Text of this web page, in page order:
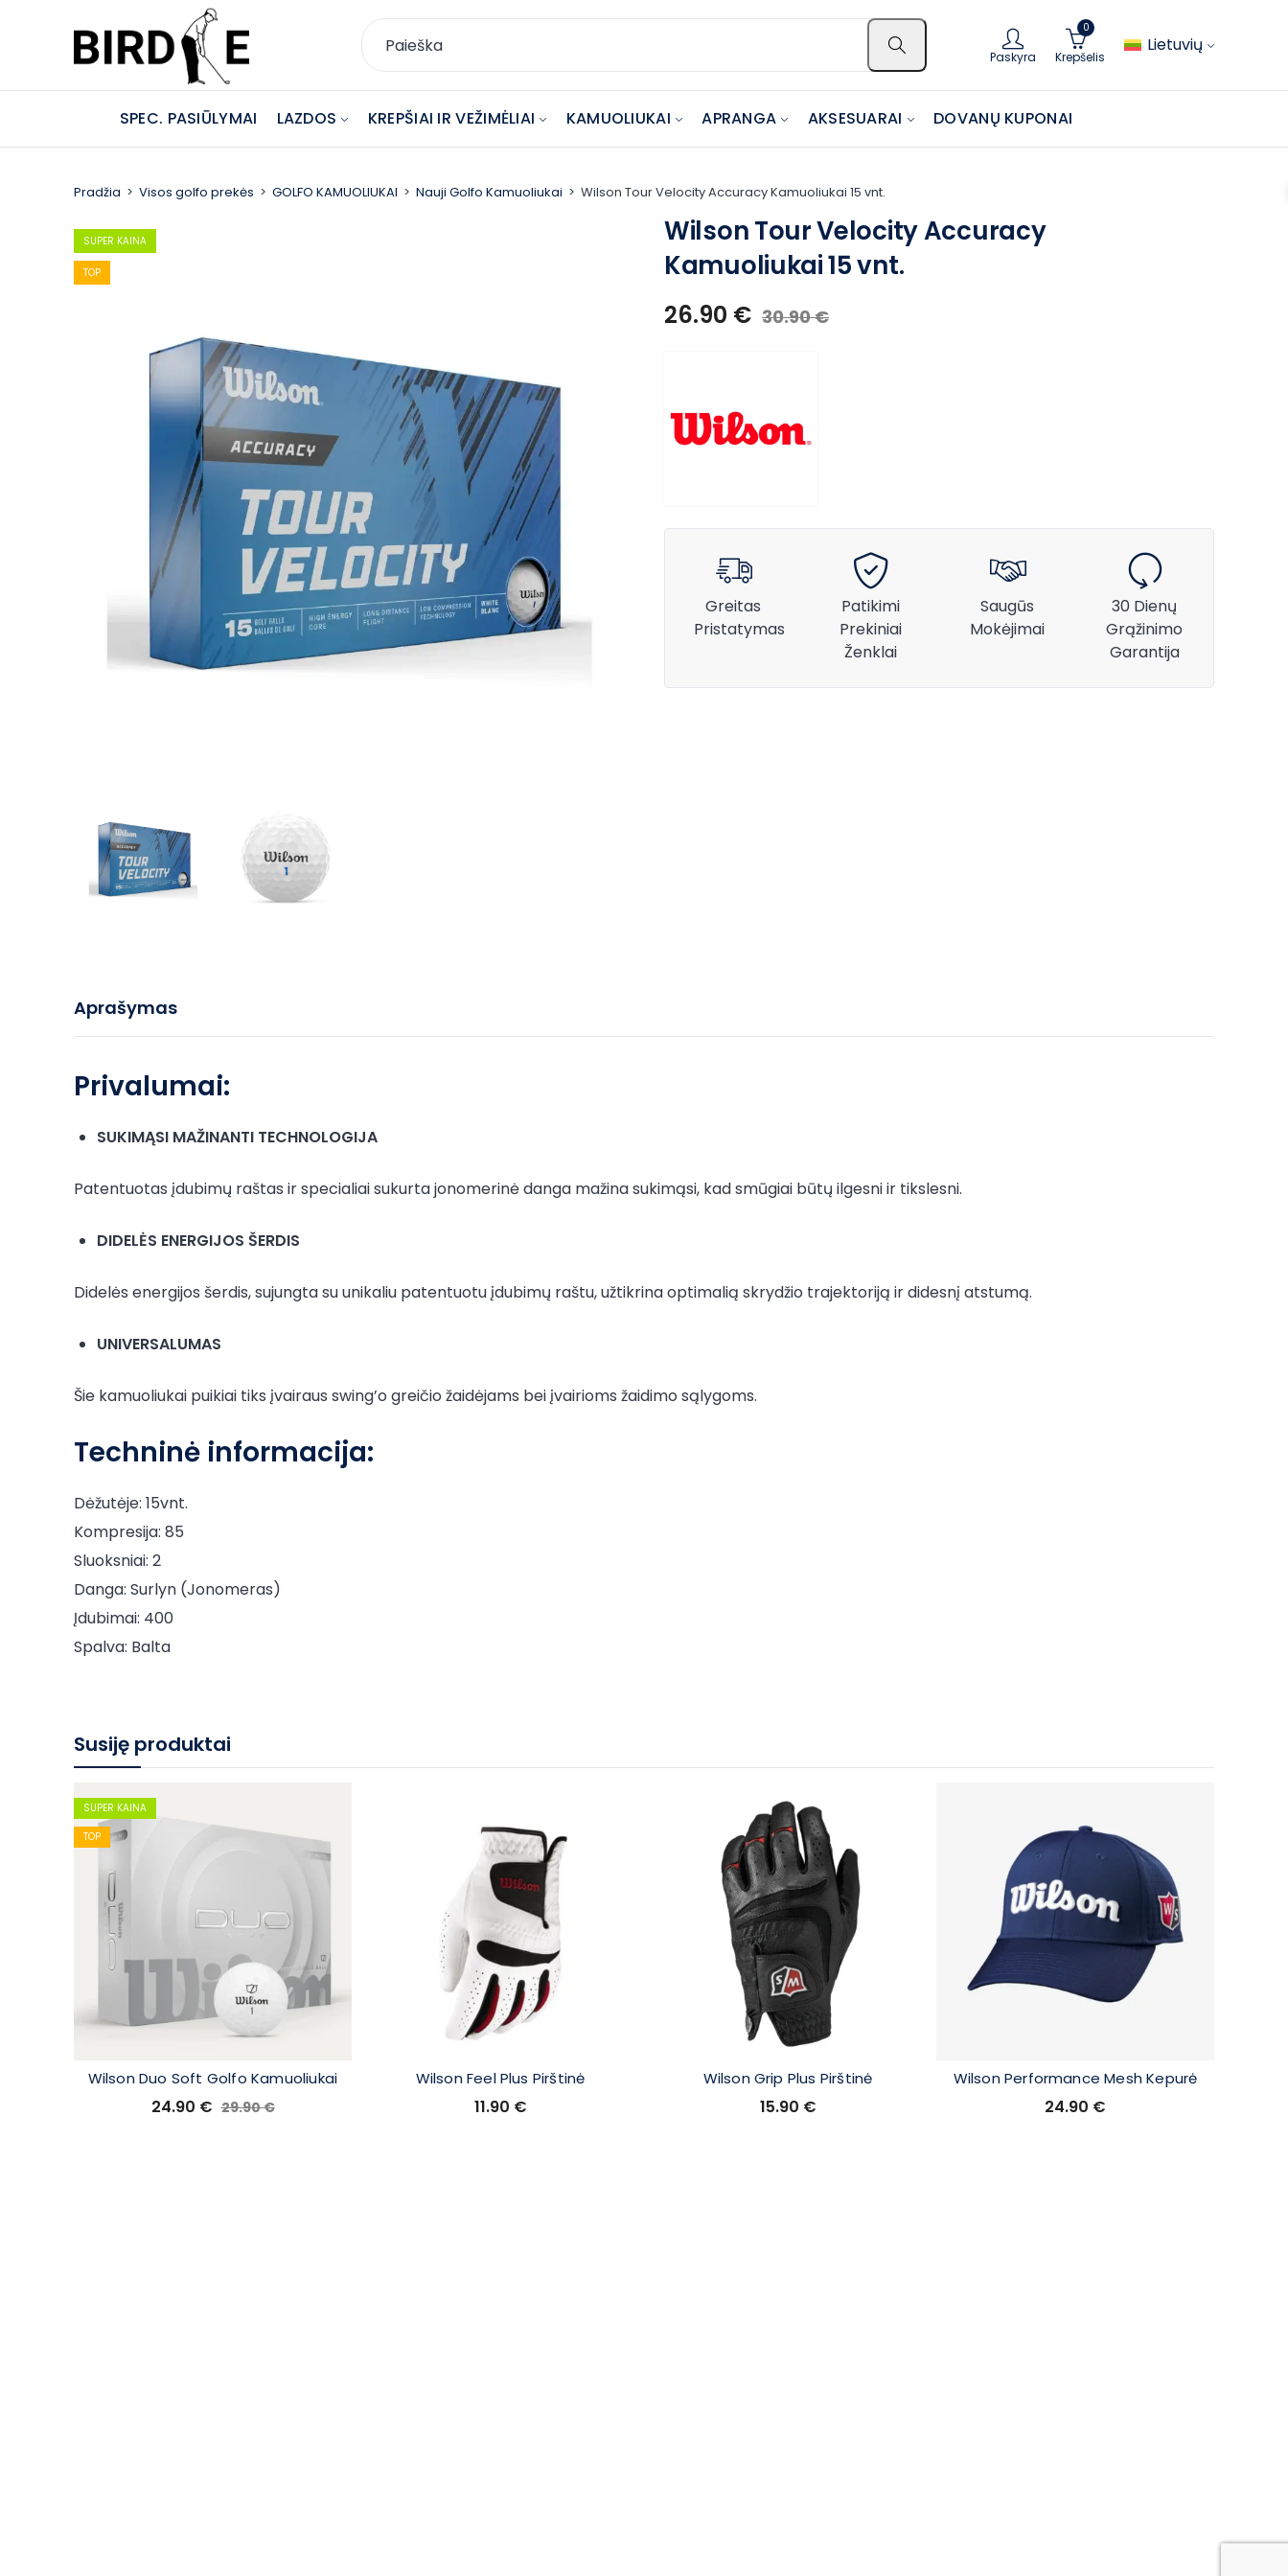
Paskyra
0
Krepšelis
Lietuvių
SPEC. PASIŪLYMAI LAZDOS KREPŠIAI IR VEŽIMĖLIAI KAMUOLIUKAI APRANGA AKSESUARAI DOVANŲ KUPONAI
Pradžia Visos golfo prekės GOLFO KAMUOLIUKAI Nauji Golfo Kamuoliukai Wilson Tour Velocity Accuracy Kamuoliukai 15 vnt.
SUPER KAINA
TOP
Wilson Tour Velocity Accuracy
Kamuoliukai 15 vnt.
26.90 € 30.90€
Greitas
Pristatymas
Patikimi
Prekiniai
Ženklai
Saugūs
Mokėjimai
30 Dienų
Grąžinimo
Garantija
Aprašymas
Privalumai:
SUKIMĄSI MAŽINANTI TECHNOLOGIJA
Patentuotas įdubimų raštas ir specialiai sukurta jonomerinė danga mažina sukimąsi, kad smūgiai būtų ilgesni ir tikslesni.
DIDELĖS ENERGIJOS ŠERDIS
Didelės energijos šerdis, sujungta su unikaliu patentuotu įdubimų raštu, užtikrina optimalią skrydžio trajektoriją ir didesnį atstumą.
UNIVERSALUMAS
Šie kamuoliukai puikiai tiks įvairaus swing’o greičio žaidėjams bei įvairioms žaidimo sąlygoms.
Techninė informacija:
Dėžutėje: 15vnt.
Kompresija: 85
Sluoksniai: 2
Danga: Surlyn (Jonomeras)
Įdubimai: 400
Spalva: Balta
Susiję produktai
SUPER KAINA
TOP
Wilson Duo Soft Golfo Kamuoliukai
24.90 € 29.90€
Wilson Feel Plus Pirštinė
11.90 €
Wilson Grip Plus Pirštinė
15.90 €
Wilson Performance Mesh Kepurė
24.90 €